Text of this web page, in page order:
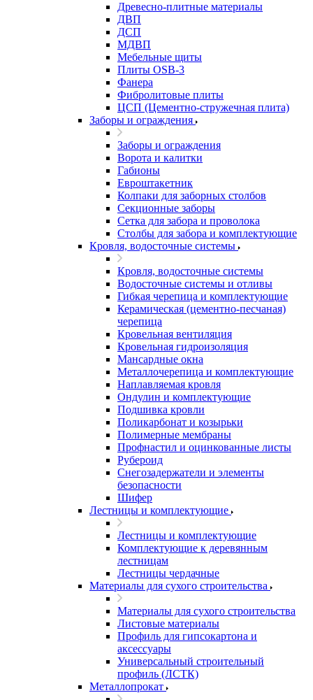
Древесно-плитные материалы
ДВП
ДСП
МДВП
Мебельные щиты
Плиты OSB-3
Фанера
Фибролитовые плиты
ЦСП (Цементно-стружечная плита)
Заборы и ограждения
Заборы и ограждения
Ворота и калитки
Габионы
Евроштакетник
Колпаки для заборных столбов
Секционные заборы
Сетка для забора и проволока
Столбы для забора и комплектующие
Кровля, водосточные системы
Кровля, водосточные системы
Водосточные системы и отливы
Гибкая черепица и комплектующие
Керамическая (цементно-песчаная)
черепица
Кровельная вентиляция
Кровельная гидроизоляция
Мансардные окна
Металлочерепица и комплектующие
Наплавляемая кровля
Ондулин и комплектующие
Подшивка кровли
Поликарбонат и козырьки
Полимерные мембраны
Профнастил и оцинкованные листы
Рубероид
Снегозадержатели и элементы
безопасности
Шифер
Лестницы и комплектующие
Лестницы и комплектующие
Комплектующие к деревянным
лестницам
Лестницы чердачные
Материалы для сухого строительства
Материалы для сухого строительства
Листовые материалы
Профиль для гипсокартона и
аксессуары
Универсальный строительный
профиль (ЛСТК)
Металлопрокат